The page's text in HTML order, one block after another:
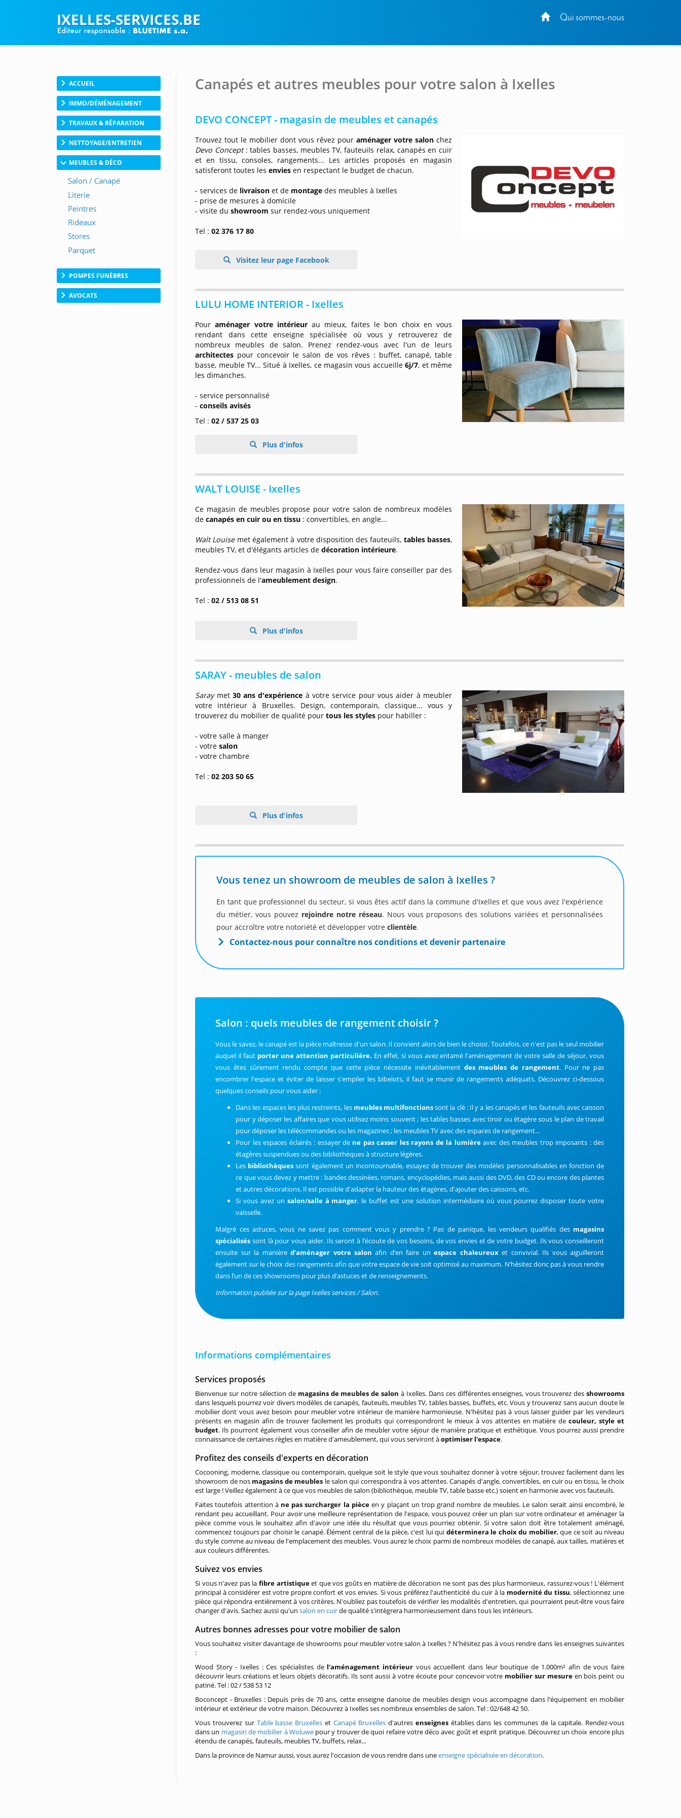
Qui sommes-nous
IXELLES-SERVICES.BE
ACCUEIL
IMMO/DÉMÉNAGEMENT
TRAVAUX & RÉPARATION
NETTOYAGE/ENTRETIEN
MEUBLES & DÉCO
POMPES FUNÈBRES
AVOCATS
Canapés et autres meubles pour votre salon à Ixelles
DEVO CONCEPT - magasin de meubles et canapés
Trouvez tout le mobilier dont vous rêvez pouraménager votre salon chez
Devo Concept : tables basses, meubles TV, fauteuils relax, canapés en cuir
et en tissu, consoles, rangements... Les articles proposés en magasin
satisferont toutes lesenviesen respectant le budget de chacun.
- services de livraisonet de montagedes meubles à Ixelles
- prise de mesures à domicile
- visite dushowroomsur rendez-vous uniquement
Tel :02 376 17 80
Visitez leur page Facebook
LULU HOME INTERIOR - Ixelles
Pouraménager votre intérieurau mieux, faites le bon choix en vous
rendant dans cette enseigne spécialisée où vous y retrouverez de
nombreux meubles de salon. Prenez rendez-vous avec l'un de leurs
architectes pour concevoir le salon de vos rêves : buffet, canapé, table
basse, meuble TV... Situé à Ixelles, ce magasin vous accueille6j/7, et même
les dimanches.
- service personnalisé
-conseils avisés
Tel :02 / 537 25 03
Plus d'infos
WALT LOUISE - Ixelles
Ce magasin de meubles propose pour votre salon de nombreux modèles
decanapés en cuir ou en tissu : convertibles, en angle...
Walt Louisemet également à votre disposition des fauteuils, tables basses,
meubles TV, et d'élégants articles dedécoration intérieure.
Rendez-vous dans leur magasin à Ixelles pour vous faire conseiller par des
professionnels de l'ameublement design.
Tel :02 / 513 08 51
Plus d'infos
SARAY - meubles de salon
Saray met 30 ans d'expérience à votre service pour vous aider à meubler
votre intérieur à Bruxelles. Design, contemporain, classique... vous y
trouverez du mobilier de qualité pourtous les styles pour habiller :
- votre salle à manger
- votresalon
- votre chambre
Tel :02 203 50 65
Plus d'infos
Vous tenez un showroom de meubles de salon à Ixelles ?
En tant que professionnel du secteur, si vous êtes actif dans la commune d'Ixelles et que vous avez l'expérience
du métier, vous pouvez rejoindre notre réseau. Nous vous proposons des solutions variées et personnalisées
pour accroître votre notoriété et développer votreclientèle.
Contactez-nous pour connaître nos conditions et devenir partenaire
Salon : quels meubles de rangement choisir ?
Vous le savez, le canapé est la pièce maîtresse d'un salon. Il convient alors de bien le choisir. Toutefois, ce n'est pas le seul mobilier
auquel il faut porter une attention particulière. En effet, si vous avez entamé l'aménagement de votre salle de séjour, vous
vous êtes sûrement rendu compte que cette pièce nécessite inévitablement des meubles de rangement. Pour ne pas
encombrer l'espace et éviter de laisser s'empiler les bibelots, il faut se munir de rangements adéquats. Découvrez ci-dessous
quelques conseils pour vous aider :
Dans les espaces les plus restreints, les meubles multifonctionssont la clé : Il y a les canapés et les fauteuils avec caisson
pour y déposer les affaires que vous utilisez moins souvent ; les tables basses avec tiroir ou étagère sous le plan de travail
pour déposer les télécommandes ou les magazines ; les meubles TV avec des espaces de rangement...
Pour les espaces éclairés : essayer de ne pas casser les rayons de la lumièreavec des meubles trop imposants : des
étagères suspendues ou des bibliothèques à structure légères.
Les bibliothèques sont également un incontournable, essayez de trouver des modèles personnalisables en fonction de
ce que vous devez y mettre : bandes dessinées, romans, encyclopédies, mais aussi des DVD, des CD ou encore des plantes
et autres décorations. Il est possible d'adapter la hauteur des étagères, d'ajouter des caissons, etc.
Si vous avez un salon/salle à manger, le buffet est une solution intermédiaire où vous pourrez disposer toute votre
vaisselle.
Malgré ces astuces, vous ne savez pas comment vous y prendre ? Pas de panique, les vendeurs qualifiés des magasins
spécialisés sont là pour vous aider. Ils seront à l’écoute de vos besoins, de vos envies et de votre budget. Ils vous conseilleront
ensuite sur la manièred’aménager votre salon afin d’en faire unespace chaleureuxet convivial. Ils vous aiguilleront
également sur le choix des rangements afin que votre espace de vie soit optimisé au maximum. N’hésitez donc pas à vous rendre
dans l’un de ces showrooms pour plus d’astuces et de renseignements.
Information publiée sur la page Ixelles services / Salon.
Informations complémentaires
Services proposés
Bienvenue sur notre sélection de magasins de meubles de salonà Ixelles. Dans ces différentes enseignes, vous trouverez desshowrooms
dans lesquels pourrez voir divers modèles de canapés, fauteuils, meubles TV, tables basses, buffets, etc. Vous y trouverez sans aucun doute le
mobilier dont vous avez besoin pour meubler votre intérieur de manière harmonieuse. N'hésitez pas à vous laisser guider par les vendeurs
présents en magasin afin de trouver facilement les produits qui correspondront le mieux à vos attentes en matière decouleur, style et
budget. Ils pourront également vous conseiller afin de meubler votre séjour de manière pratique et esthétique. Vous pourrez aussi prendre
connaissance de certaines règles en matière d'ameublement, qui vous serviront àoptimiser l'espace.
Profitez des conseils d'experts en décoration
Cocooning, moderne, classique ou contemporain, quelque soit le style que vous souhaitez donner à votre séjour, trouvez facilement dans les
showroom de nos magasins de meubles le salon qui correspondra à vos attentes. Canapés d'angle, convertibles, en cuir ou en tissu, le choix
est large ! Veillez également à ce que vos meubles de salon (bibliothèque, meuble TV, table basse etc.) soient en harmonie avec vos fauteuils.
Faites toutefois attention à ne pas surcharger la pièceen y plaçant un trop grand nombre de meubles. Le salon serait ainsi encombré, le
rendant peu accueillant. Pour avoir une meilleure représentation de l'espace, vous pouvez créer un plan sur votre ordinateur et aménager la
pièce comme vous le souhaitez afin d'avoir une idée du résultat que vous pourriez obtenir. Si votre salon doit être totalement aménagé,
commencez toujours par choisir le canapé. Élément central de la pièce, c'est lui qui déterminera le choix du mobilier, que ce soit au niveau
du style comme au niveau de l'emplacement des meubles. Vous aurez le choix parmi de nombreux modèles de canapé, aux tailles, matières et
aux couleurs différentes.
Suivez vos envies
Si vous n'avez pas la fibre artistiqueet que vos goûts en matière de décoration ne sont pas des plus harmonieux, rassurez-vous ! L'élément
principal à considérer est votre propre confort et vos envies. Si vous préférez l'authenticité du cuir à la modernité du tissu, sélectionnez une
pièce qui répondra entièrement à vos critères. N'oubliez pas toutefois de vérifier les modalités d'entretien, qui pourraient peut-être vous faire
changer d'avis. Sachez aussi qu'unsalon en cuirde qualité s'intègrera harmonieusement dans tous les intérieurs.
Autres bonnes adresses pour votre mobilier de salon
Vous souhaitez visiter davantage de showrooms pour meubler votre salon à Ixelles ? N'hésitez pas à vous rendre dans les enseignes suivantes
:
Wood Story - Ixelles : Ces spécialistes del'aménagement intérieur vous accueillent dans leur boutique de 1.000m² afin de vous faire
découvrir leurs créations et leurs objets décoratifs. Ils sont aussi à votre écoute pour concevoir votre mobilier sur mesureen bois peint ou
patiné. Tel : 02 / 538 53 12
Boconcept - Bruxelles : Depuis près de 70 ans, cette enseigne danoise de meubles design vous accompagne dans l'équipement en mobilier
intérieur et extérieur de votre maison. Découvrez à Ixelles ses nombreux ensembles de salon. Tel : 02/648 42 50.
Vous trouverez sur Table basse Bruxelles et Canapé Bruxelles d'autres enseignesétablies dans les communes de la capitale. Rendez-vous
dans un magasin de mobilier à Woluwepour y trouver de quoi refaire votre déco avec goût et esprit pratique. Découvrez un choix encore plus
étendu de canapés, fauteuils, meubles TV, buffets, relax...
Dans la province de Namur aussi, vous aurez l'occasion de vous rendre dans uneenseigne spécialisée en décoration.